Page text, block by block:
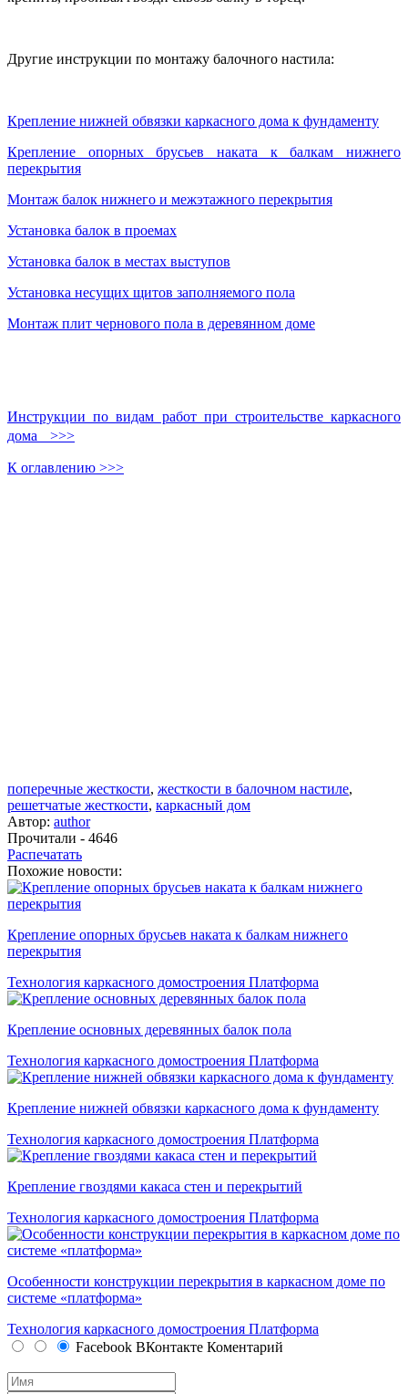
Другие инструкции по монтажу балочного настила:
Крепление нижней обвязки каркасного дома к фундаменту
Крепление опорных брусьев наката к балкам нижнего
перекрытия
Монтаж балок нижнего и межэтажного перекрытия
Установка балок в проемах
Установка балок в местах выступов
Установка несущих щитов заполняемого пола
Монтаж плит чернового пола в деревянном доме
Инструкции по видам работ при строительстве каркасного
дома >>>
К оглавлению >>>
поперечные жесткости, жесткости в балочном настиле,
решетчатые жесткости, каркасный дом
Автор: author
Прочитали - 4646
Распечатать
Похожие новости:
Крепление опорных брусьев наката к балкам нижнего
перекрытия
Технология каркасного домостроения Платформа
Крепление основных деревянных балок пола
Технология каркасного домостроения Платформа
Крепление нижней обвязки каркасного дома к фундаменту
Технология каркасного домостроения Платформа
Крепление гвоздями какаса стен и перекрытий
Технология каркасного домостроения Платформа
Особенности конструкции перекрытия в каркасном доме по
системе «платформа»
Технология каркасного домостроения Платформа
Facebook ВКонтакте Коментарий